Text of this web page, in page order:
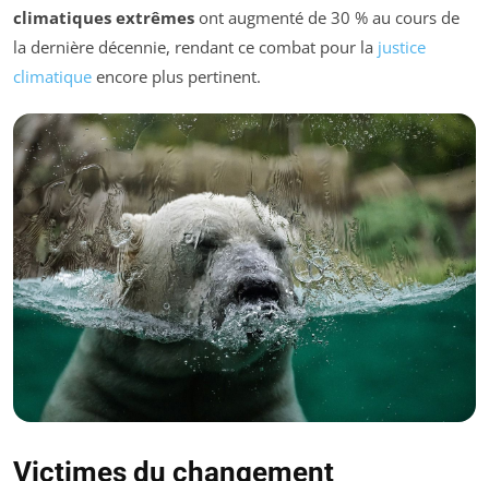
climatiques extrêmes ont augmenté de 30 % au cours de
la dernière décennie, rendant ce combat pour la justice
climatique encore plus pertinent.
Victimes du changement